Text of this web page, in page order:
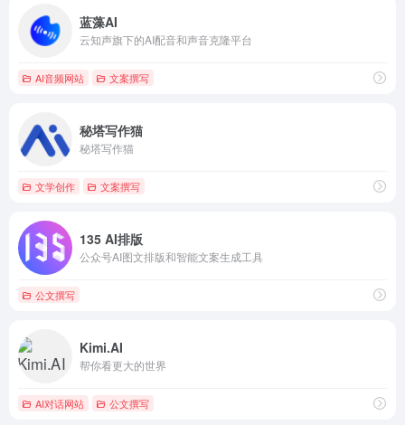
蓝藻AI
云知声旗下的AI配音和声音克隆平台
AI音频网站 文案撰写
秘塔写作猫
秘塔写作猫
文学创作 文案撰写
135 AI排版
公众号AI图文排版和智能文案生成工具
公文撰写
Kimi.AI
帮你看更大的世界
AI对话网站 公文撰写